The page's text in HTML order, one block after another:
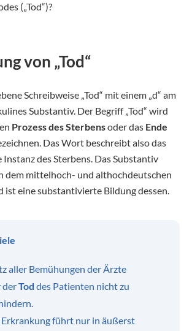
(„Tod“)?
von „Tod“
Schreibweise „Tod“ mit einem „d“ am
Substantiv. Der Begriff „Tod“ wird
Prozess des Sterbensoder das Ende
Das Wort beschreibt also das
des Sterbens. Das Substantiv
dem mittelhoch- und althochdeutschen
ist eine substantivierte Bildung dessen.
aller Bemühungen der Ärzte
derTod des Patienten nicht zu
Erkrankung führt nur in äußerst